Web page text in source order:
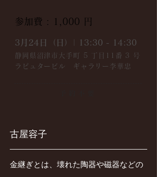
参加費 : 1,000 円
3月24日（日）| 13:30 - 1 4:30
静岡県沼津市大手町 5 丁目11番 3 号
ラピュタービル ギャラリー李華忠
古屋容子
金継ぎとは、壊れた陶器や磁器などの